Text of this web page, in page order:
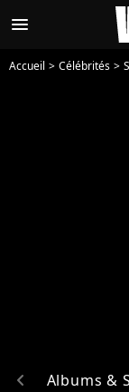
menu
Accueil Célébrités
Albums &
chevron_left